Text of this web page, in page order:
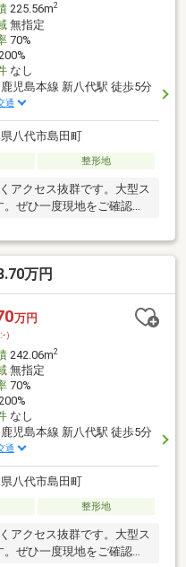
225.56m2
無指定
70%
なし
鹿児島本線 新八代駅 徒歩5分
通
八代市島田町
整形地
アクセス抜群です。大型ス
ぜひ一度現地をご確認く
万円
万円
242.06m2
無指定
70%
なし
鹿児島本線 新八代駅 徒歩5分
通
八代市島田町
整形地
アクセス抜群です。大型ス
ぜひ一度現地をご確認く